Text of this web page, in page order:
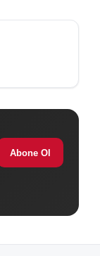
Abone Ol